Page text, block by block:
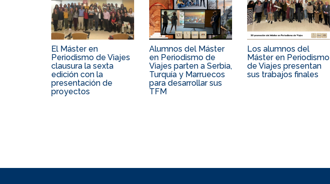
El Máster en
Periodismo de Viajes
clausura la sexta
edición con la
presentación de
proyectos
Alumnos del Máster
en Periodismo de
Viajes parten a Serbia,
Turquía y Marruecos
para desarrollar sus
TFM
Los alumnos del
Máster en Periodismo
de Viajes presentan
sus trabajos finales